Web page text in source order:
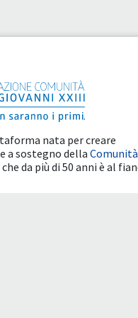
nata per creare
a sostegno della Comunità
che da più di 50 anni è al